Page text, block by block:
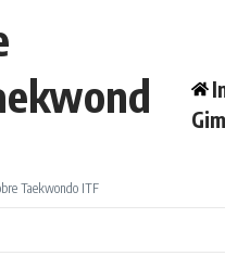
Taekwondo ITF